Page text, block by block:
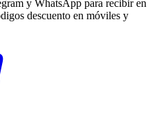
y WhatsApp para recibir en
descuento en móviles y